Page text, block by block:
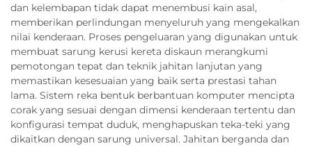
dan kelembapan tidak dapat menembusi kain asal,
memberikan perlindungan menyeluruh yang mengekalkan
nilai kenderaan. Proses pengeluaran yang digunakan untuk
membuat sarung kerusi kereta diskaun merangkumi
pemotongan tepat dan teknik jahitan lanjutan yang
memastikan kesesuaian yang baik serta prestasi tahan
lama. Sistem reka bentuk berbantuan komputer mencipta
corak yang sesuai dengan dimensi kenderaan tertentu dan
konfigurasi tempat duduk, menghapuskan teka-teki yang
dikaitkan dengan sarung universal. Jahitan berganda dan